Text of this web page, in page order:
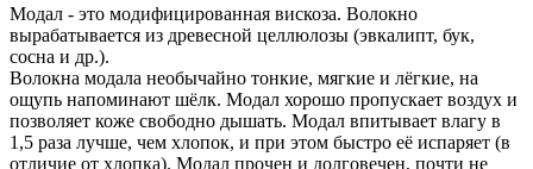
Модал - это модифицированная вискоза. Волокно
вырабатывается из древесной целлюлозы (эвкалипт, бук,
сосна и др.).
Волокна модала необычайно тонкие, мягкие и лёгкие, на
ощупь напоминают шёлк. Модал хорошо пропускает воздух и
позволяет коже свободно дышать. Модал впитывает влагу в
1,5 раза лучше, чем хлопок, и при этом быстро её испаряет (в
отличие от хлопка). Модал прочен и долговечен, почти не